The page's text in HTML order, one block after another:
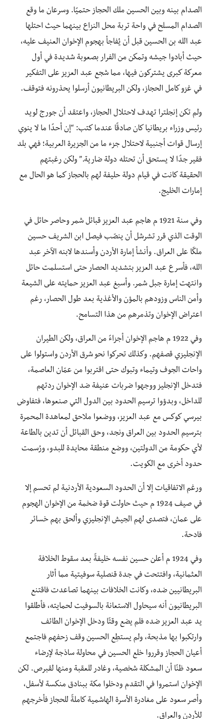
الصدام بينه وبين الحسين ملك الحجاز حتميًا. وسرعان ما وقع
الصدام المسلح في واحة تربة محل النزاع بينهما حيث احتلها
عبد الله بن الحسين قبل أن يُفاجأ بهجوم الإخوان العنيف عليه،
حيث أبادوا جيشه وتمكن من الفرار بصعوبة شديدة في أول
معركة كبرى يشتركون فيها، مما شجع عبد العزيز على التفكير
في غزو كامل الحجاز، ولكن البريطانيون أرسلوا يحذرونه فتوقف.
ولم تكن إنجلترا تهدف لاحتلال الحجاز، واعتقد أن جورج لويد
رئيس وزراء بريطانيا كان صادقًا عندما كتب: “إن أحدًا ما لا ينوي
إرسال قوات أجنبية لاحتلال جزء ما من الجزيرة العربية؛ فهي بلد
فقير جدًا لا يستحق أن تحتله دولة ضارية.” ولكن رغبتهم
الحقيقة كانت في قيام دولة حليفة لهم بالحجاز كما هو الحال مع
إمارات الخليج.
وفي سنة 1921 م هاجم عبد العزيز قبائل شمر وحاصر حائل في
الوقت الذي قرر تشرشل أن ينصّب فيصل ابن الشريف حسين
ملكًا على العراق. وأنشأ إمارة الأردن وأسندها لابنه الآخر عبد
الله، فأسرع عبد العزيز بتشديد الحصار حتى استسلمت حائل
وانتهت إمارة جبل شمر. وأسبغ عبد العزيز حمايته على الشيعة
وأمن الناس وزودهم بالمؤن والأغذية بعد طول الحصار، رغم
اعتراض الإخوان وتذمرهم من هذا التسامح.
وفي 1922 م هاجم الإخوان أجزاءً من العراق، ولكن الطيران
الإنجليزي قصفهم. وكذلك تحركوا نحو شرق الأردن واستولوا على
واحات الجوف وتيماء وتبوك حتى اقتربوا من عمّان العاصمة،
فتدخل الإنجليز ووجهوا ضربات عنيفة ضد الإخوان ردتهم
للداخل، وبدؤوا ترسيم الحدود بين الدول التي صنعوها، فتفاوض
بيرسي كوكس مع عبد العزيز، ووضعوا ملاحق لمعاهدة المحمرة
بترسيم الحدود بين العراق ونجد، وحق القبائل أن تدين بالطاعة
لأي حكومة من الدولتين، ووضع منطقة محايدة للبدو، ورُسمت
حدود أخرى مع الكويت.
ورغم الاتفاقيات إلا أن الحدود السعودية الأردنية لم تحسم إلا
في صيف 1924 م حيث حاولت قوة ضخمة من الإخوان الهجوم
على عمان، فتصدى لهم الجيش الإنجليزي وألحق بهم خسائر
فادحة.
وفي 1924 م أعلن حسين نفسه خليفةً بعد سقوط الخلافة
العثمانية، وافتتحت في جدة قنصلية سوفيتية مما أثار
البريطانيين ضده، وكانت الخلافات بينهما تصاعدت فاقتنع
البريطانيون أنه سيحاول الاستعانة بالسوفيت لحمايته، فأطلقوا
يد عبد العزيز ضده فلم يضع وقتًا ودخل الإخوان الطائف
وارتكبوا بها مذبحة، ولم يستطِع الحسين وقف زحفهم فاجتمع
أعيان الحجاز وقرروا خلع الحسين في محاولة ساذجة لإرضاء
سعود ظنًا أن المشكلة شخصية، وغادر للعقبة ومنها لقبرص. لكن
الإخوان استمروا في التقدم ودخلوا مكة ببنادق منكسة لأسفل،
وأصر سعود على مغادرة الأسرة الهاشمية كاملةً للحجاز فأخرجهم
للأردن والعراق.